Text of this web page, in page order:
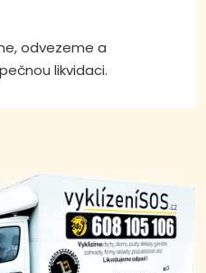
odvezeme a
likvidaci.